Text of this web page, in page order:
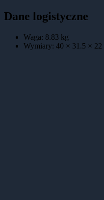
Dane logistyczne
Waga: 8.83 kg
Wymiary: 40 × 31.5 × 22